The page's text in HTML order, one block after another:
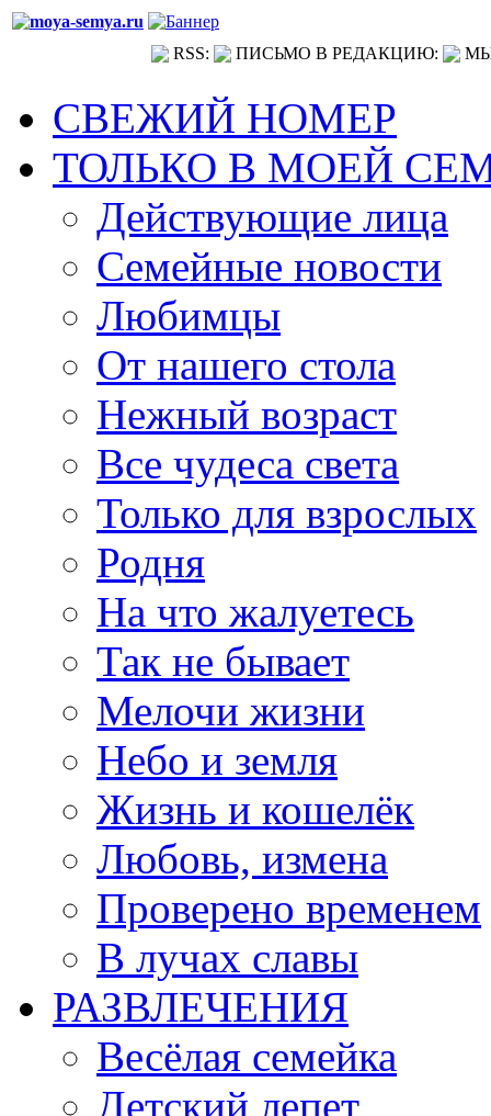
RSS: ПИСЬМО В РЕДАКЦИЮ:
СВЕЖИЙ НОМЕР
ТОЛЬКО В МОЕЙ
Действующие лица
Семейные новости
Любимцы
От нашего стола
Нежный возраст
Все чудеса света
Только для взрослых
Родня
На что жалуетесь
Так не бывает
Мелочи жизни
Небо и земля
Жизнь и кошелёк
Любовь, измена
Проверено временем
В лучах славы
РАЗВЛЕЧЕНИЯ
Весёлая семейка
Детский лепет